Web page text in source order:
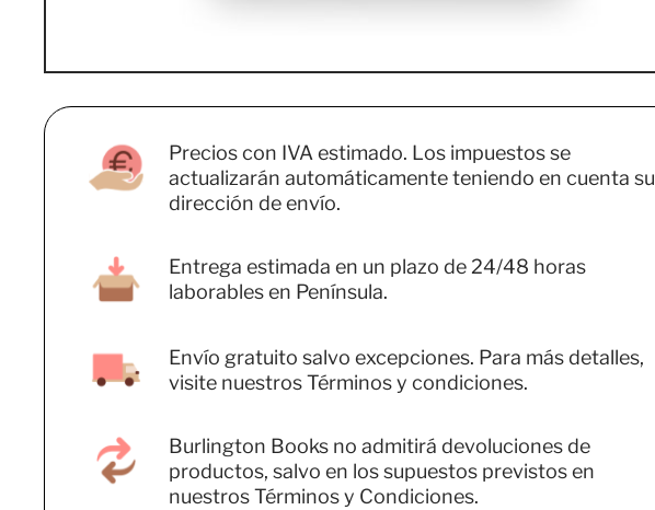
Precios con IVA estimado. Los impuestos se
actualizarán automáticamente teniendo en cuenta su
dirección de envío.
Entrega estimada en un plazo de 24/48 horas
laborables en Península.
Envío gratuito salvo excepciones. Para más detalles,
visite nuestros Términos y condiciones.
Burlington Books no admitirá devoluciones de
productos, salvo en los supuestos previstos en
nuestros Términos y Condiciones.